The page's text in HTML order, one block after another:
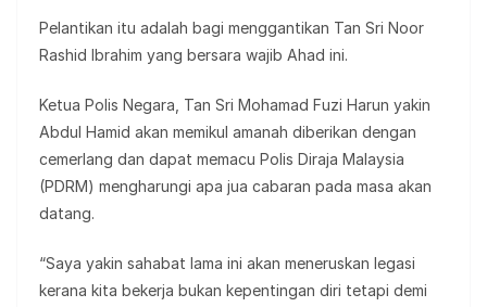
Pelantikan itu adalah bagi menggantikan Tan Sri Noor
Rashid Ibrahim yang bersara wajib Ahad ini.
Ketua Polis Negara, Tan Sri Mohamad Fuzi Harun yakin
Abdul Hamid akan memikul amanah diberikan dengan
cemerlang dan dapat memacu Polis Diraja Malaysia
(PDRM) mengharungi apa jua cabaran pada masa akan
datang.
“Saya yakin sahabat lama ini akan meneruskan legasi
kerana kita bekerja bukan kepentingan diri tetapi demi